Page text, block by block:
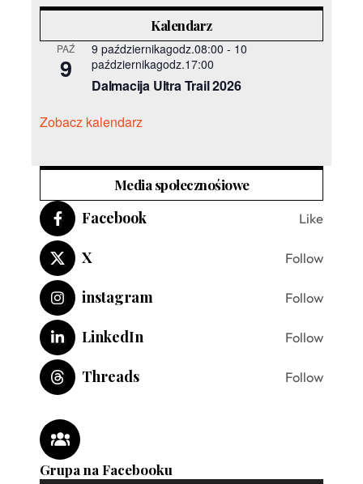
Kalendarz
PAŹ
9
9 październikagodz.08:00 - 10
październikagodz.17:00
Dalmacija Ultra Trail 2026
Zobacz kalendarz
Media społecznośiowe
Facebook Like
X Follow
instagram Follow
LinkedIn Follow
Threads Follow
Grupa na Facebooku